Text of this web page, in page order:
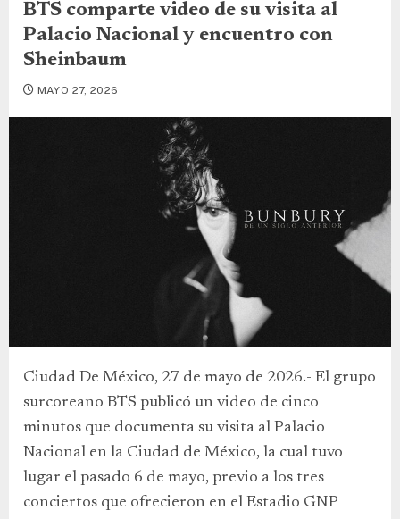
BTS comparte video de su visita al
Palacio Nacional y encuentro con
Sheinbaum
MAYO 27, 2026
Ciudad De México, 27 de mayo de 2026.- El grupo
surcoreano BTS publicó un video de cinco
minutos que documenta su visita al Palacio
Nacional en la Ciudad de México, la cual tuvo
lugar el pasado 6 de mayo, previo a los tres
conciertos que ofrecieron en el Estadio GNP